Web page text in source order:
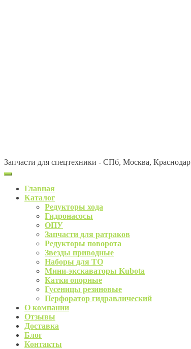
Запчасти для спецтехники - СПб, Москва, Краснодар
Главная
Каталог
Редукторы хода
Гидронасосы
ОПУ
Запчасти для ратраков
Редукторы поворота
Звезды приводные
Наборы для ТО
Мини-экскаваторы Kubota
Катки опорные
Гусеницы резиновые
Перфоратор гидравлический
О компании
Отзывы
Доставка
Блог
Контакты